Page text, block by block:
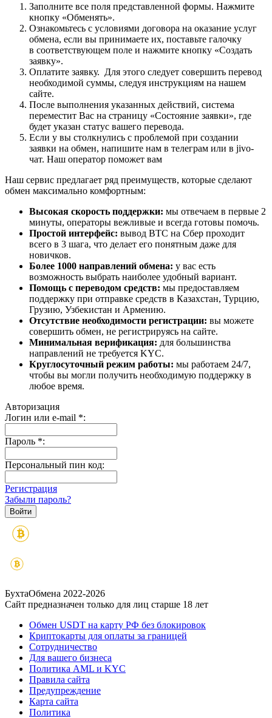
Заполните все поля представленной формы. Нажмите
кнопку «Обменять».
Ознакомьтесь с условиями договора на оказание услуг
обмена, если вы принимаете их, поставьте галочку
в соответствующем поле и нажмите кнопку «Создать
заявку».
Оплатите заявку. Для этого следует совершить перевод
необходимой суммы, следуя инструкциям на нашем
сайте.
После выполнения указанных действий, система
переместит Вас на страницу «Состояние заявки», где
будет указан статус вашего перевода.
Если у вы столкнулись с проблемой при создании
заявки на обмен, напишите нам в телеграм или в jivo-
чат. Наш оператор поможет вам
Наш сервис предлагает ряд преимуществ, которые сделают
обмен максимально комфортным:
Высокая скорость поддержки: мы отвечаем в первые 2
минуты, операторы вежливые и всегда готовы помочь.
Простой интерфейс: вывод BTC на Сбер проходит
всего в 3 шага, что делает его понятным даже для
новичков.
Более 1000 направлений обмена: у вас есть
возможность выбрать наиболее удобный вариант.
Помощь с переводом средств: мы предоставляем
поддержку при отправке средств в Казахстан, Турцию,
Грузию, Узбекистан и Армению.
Отсутствие необходимости регистрации: вы можете
совершить обмен, не регистрируясь на сайте.
Минимальная верификация: для большинства
направлений не требуется KYC.
Круглосуточный режим работы: мы работаем 24/7,
чтобы вы могли получить необходимую поддержку в
любое время.
Авторизация
Логин или e-mail *:
Пароль *:
Персональный пин код:
Регистрация
Забыли пароль?
БухтаОбмена 2022-2026
Сайт предназначен только для лиц старше 18 лет
Обмен USDT на карту РФ без блокировок
Криптокарты для оплаты за границей
Сотрудничество
Для вашего бизнеса
Политика AML и KYC
Правила сайта
Предупреждение
Карта сайта
Политика